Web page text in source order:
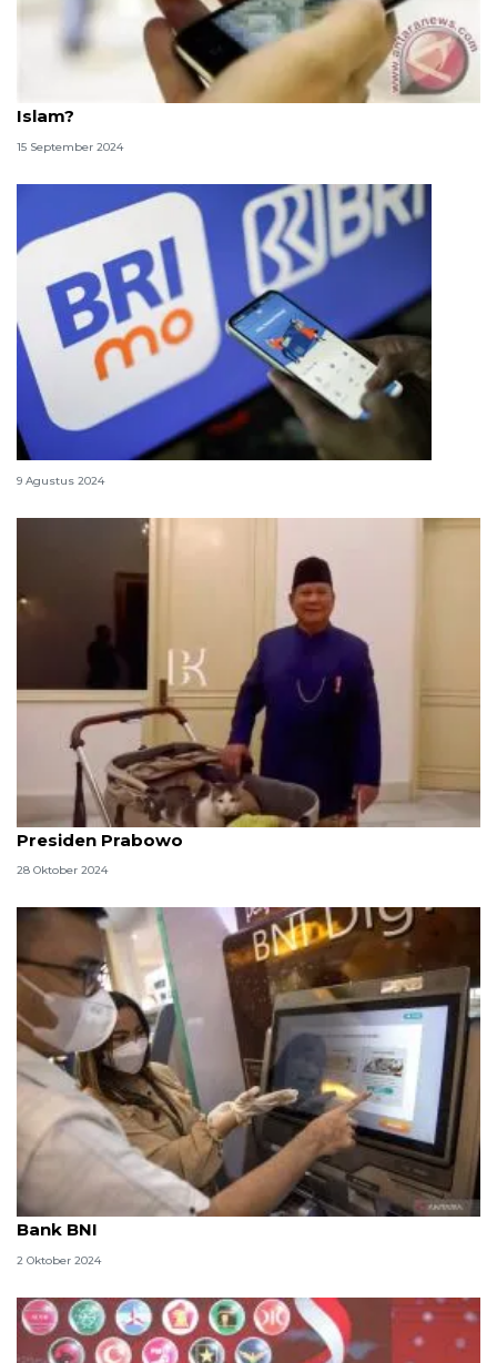
Apakah menonton film porno termasuk zina dalam
Islam?
15 September 2024
Cara top up saldo GoPay pakai aplikasi BRImo
9 Agustus 2024
Asal-usul Bobby, kucing peliharaan kesayangan
Presiden Prabowo
28 Oktober 2024
Syarat dan cara tarik tunai tanpa kartu fisik di ATM
Bank BNI
2 Oktober 2024